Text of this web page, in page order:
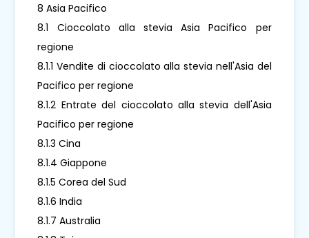
8 Asia Pacifico
8.1 Cioccolato alla stevia Asia Pacifico per
regione
8.1.1 Vendite di cioccolato alla stevia nell'Asia del
Pacifico per regione
8.1.2 Entrate del cioccolato alla stevia dell'Asia
Pacifico per regione
8.1.3 Cina
8.1.4 Giappone
8.1.5 Corea del Sud
8.1.6 India
8.1.7 Australia